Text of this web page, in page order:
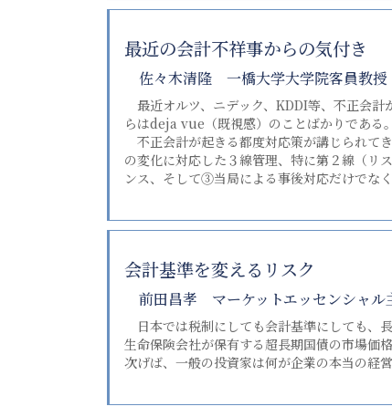
最近の会計不祥事からの気付き
佐々木清隆 一橋大学大学院客員教授
最近オルツ、ニデック、KDDI等、不正会計
らはdeja vue（既視感）のことばかりである。
不正会計が起きる都度対応策が講じられて
の変化に対応した３線管理、特に第２線（リ
ンス、そして③当局による事後対応だけでな
会計基準を変えるリスク
前田昌孝 マーケットエッセンシャル
日本では税制にしても会計基準にしても、
生命保険会社が保有する超長期国債の市場価
次げば、一般の投資家は何が企業の本当の経